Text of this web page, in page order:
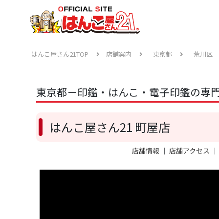
はんこ屋さん21TOP 店舗案内 東京都 荒川区
東京都－印鑑・はんこ・電子印鑑の専
はんこ屋さん21 町屋店
店舗情報 ｜ 店舗アクセス ｜